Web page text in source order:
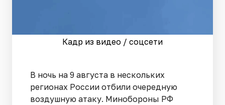
Кадр из видео / соцсети
В ночь на 9 августа в нескольких
регионах России отбили очередную
воздушную атаку. Минобороны РФ